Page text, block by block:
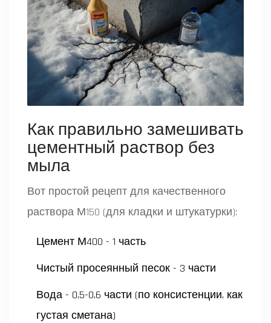
Как правильно замешивать
цементный раствор без
мыла
Вот простой рецепт для качественного
раствора М150 (для кладки и штукатурки):
Цемент М400 - 1 часть
Чистый просеянный песок - 3 части
Вода - 0,5-0,6 части (по консистенции, как
густая сметана)